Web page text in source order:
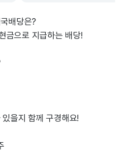
배당은?
금으로 지급하는 배당!
을지 함께 구경해요!